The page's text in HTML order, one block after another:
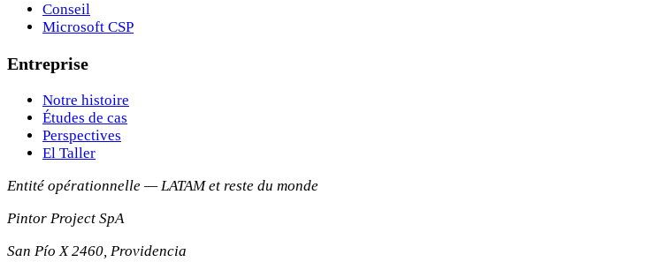
Conseil
Microsoft CSP
Entreprise
Notre histoire
Études de cas
Perspectives
El Taller
Entité opérationnelle — LATAM et reste du monde
Pintor Project SpA
San Pío X 2460, Providencia